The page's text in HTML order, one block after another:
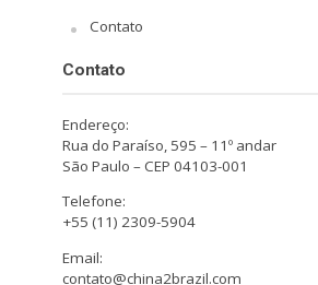
Contato
Contato
Endereço:
Rua do Paraíso, 595 – 11º andar
São Paulo – CEP 04103-001
Telefone:
+55 (11) 2309-5904
Email:
contato@china2brazil.com